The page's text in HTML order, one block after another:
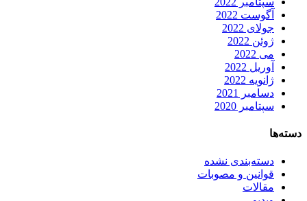
آگوست 2022
جولای 2022
ژوئن 2022
می 2022
آوریل 2022
ژانویه 2022
دسامبر 2021
سپتامبر 2020
دسته‌ها
دسته‌بندی نشده
قوانین و مصوبات
مقالات